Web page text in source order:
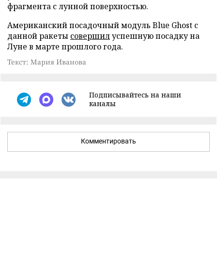
фрагмента с лунной поверхностью.
Американский посадочный модуль Blue Ghost с
данной ракеты совершилуспешную посадку на
Луне в марте прошлого года.
Текст: Мария Иванова
Подписывайтесь на наши
каналы
Комментировать